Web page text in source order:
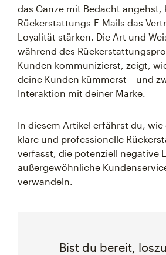
das Ganze mit Bedacht angehst,
Rückerstattungs-E-Mails das
Loyalität stärken. Die Art und
während des
Kunden kommunizierst, zeigt,
deine Kunden kümmerst – und
Interaktion mit deiner Marke.
In diesem Artikel erfährst du,
klare und professionelle
verfasst, die potenziell negative
außergewöhnliche
verwandeln.
Bist du bereit,